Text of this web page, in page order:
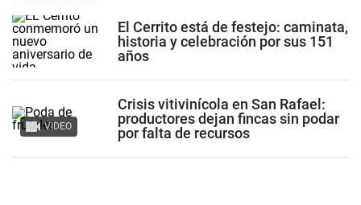
El Cerrito está de festejo: caminata,
historia y celebración por sus 151
años
VIDEO
Crisis vitivinícola en San Rafael:
productores dejan fincas sin podar
por falta de recursos